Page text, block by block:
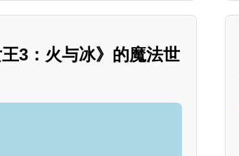
3：火与冰》的魔法世